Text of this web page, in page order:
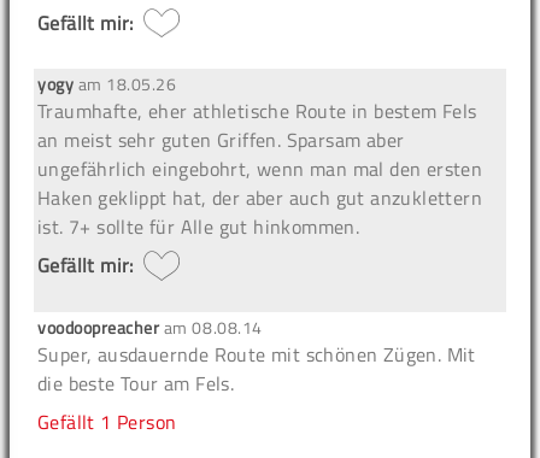
Gefällt mir:
yogyam 18.05.26
Traumhafte, eher athletische Route in bestem Fels
an meist sehr guten Griffen. Sparsam aber
ungefährlich eingebohrt, wenn man mal den ersten
Haken geklippt hat, der aber auch gut anzuklettern
ist. 7+ sollte für Alle gut hinkommen.
Gefällt mir:
voodoopreacheram08.08.14
Super, ausdauernde Route mit schönen Zügen. Mit
die beste Tour am Fels.
Gefällt 1 Person